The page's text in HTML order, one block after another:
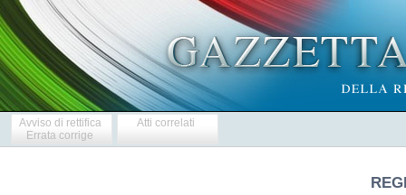
Avviso di rettifica
Errata corrige
Atti correlati